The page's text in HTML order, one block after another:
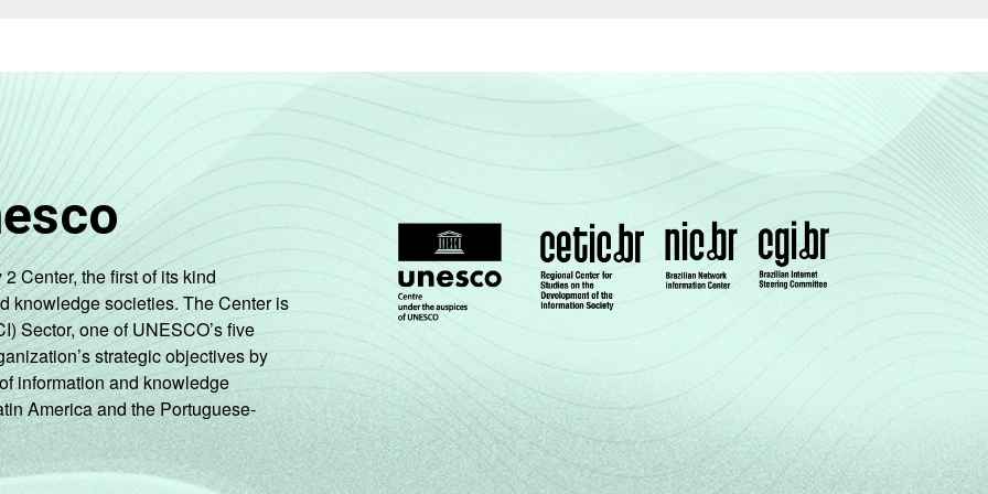
Center, the first of its kind
knowledge societies. The Center is
Sector, one of UNESCO’s five
strategic objectives by
information and knowledge
America and the Portuguese-